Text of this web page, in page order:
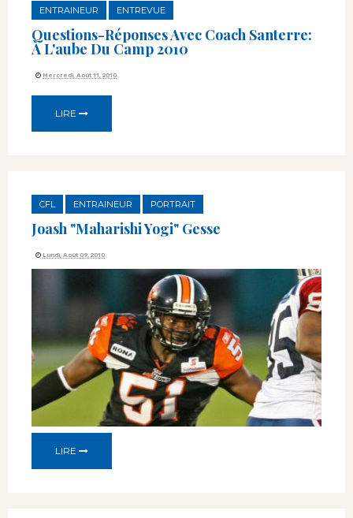
ENTRAINEUR ENTREVUE
Questions-Réponses Avec Coach Santerre:
À L'aube Du Camp 2010
Mercredi, Août 11, 2010
LIRE
CFL ENTRAINEUR PORTRAIT
Joash "Maharishi Yogi" Gesse
Lundi, Août 09, 2010
LIRE